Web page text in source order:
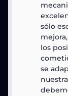
sólo
los
se